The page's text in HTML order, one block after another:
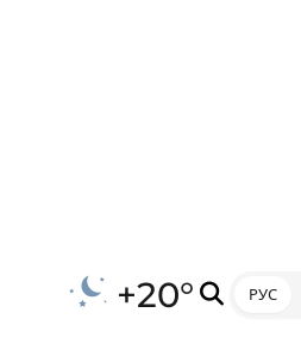
+20° РУС